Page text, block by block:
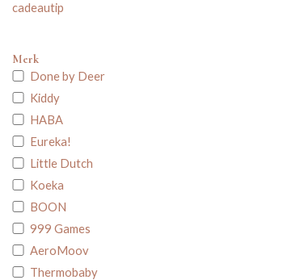
cadeautip
Merk
Done by Deer
Kiddy
HABA
Eureka!
Little Dutch
Koeka
BOON
999 Games
AeroMoov
Thermobaby